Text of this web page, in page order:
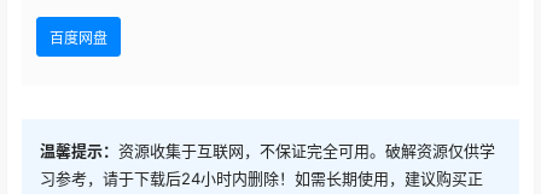
百度网盘
温馨提示： 资源收集于互联网，不保证完全可用。破解资源仅供学
习参考，请于下载后24小时内删除！如需长期使用，建议购买正